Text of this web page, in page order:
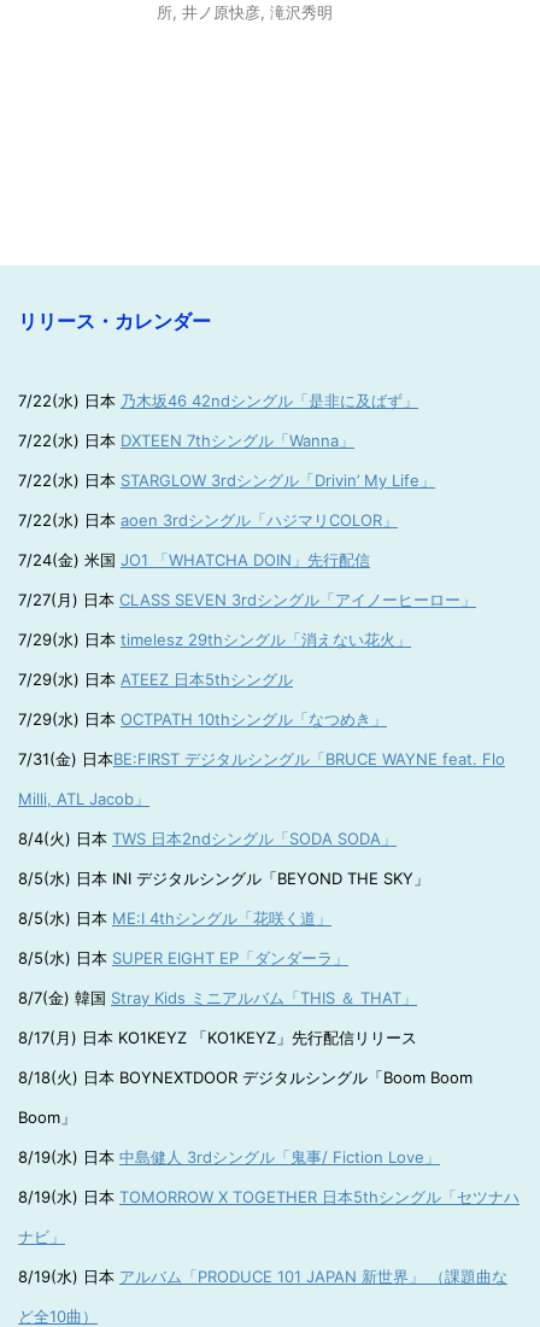
所 井ノ原快彦 滝沢秀明
リリース・カレンダー
7/22(水) 日本 乃木坂46 42ndシングル「是非に及ばず」
7/22(水) 日本 DXTEEN 7thシングル「Wanna」
7/22(水) 日本 STARGLOW 3rdシングル「Drivin’ My Life」
7/22(水) 日本 aoen 3rdシングル「ハジマリCOLOR」
7/24(金) 米国 JO1 「WHATCHA DOIN」先行配信
7/27(月) 日本 CLASS SEVEN 3rdシングル「アイノーヒーロー」
7/29(水) 日本 timelesz 29thシングル「消えない花火」
7/29(水) 日本 ATEEZ 日本5thシングル
7/29(水) 日本 OCTPATH 10thシングル「なつめき」
7/31(金) 日本BE:FIRST デジタルシングル「BRUCE WAYNE feat. Flo
Milli, ATL Jacob」
8/4(火) 日本 TWS 日本2ndシングル「SODA SODA」
8/5(水) 日本 INI デジタルシングル「BEYOND THE SKY」
8/5(水) 日本 ME:I 4thシングル「花咲く道」
8/5(水) 日本 SUPER EIGHT EP「ダンダーラ」
8/7(金) 韓国 Stray Kids ミニアルバム「THIS ＆ THAT」
8/17(月) 日本 KO1KEYZ 「KO1KEYZ」先行配信リリース
8/18(火) 日本 BOYNEXTDOOR デジタルシングル「Boom Boom
Boom」
8/19(水) 日本 中島健人 3rdシングル「鬼事/ Fiction Love」
8/19(水) 日本 TOMORROW X TOGETHER 日本5thシングル「セツナハ
ナビ」
8/19(水) 日本 アルバム「PRODUCE 101 JAPAN 新世界」 （課題曲な
ど全10曲）